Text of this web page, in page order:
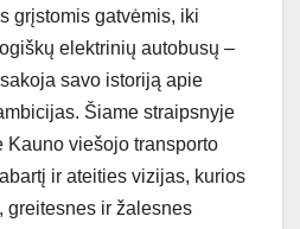
grįstomis gatvėmis, iki
elektrinių autobusų –
savo istoriją apie
Šiame straipsnyje
Kauno viešojo transporto
ir ateities vizijas, kurios
greitesnes ir žalesnes